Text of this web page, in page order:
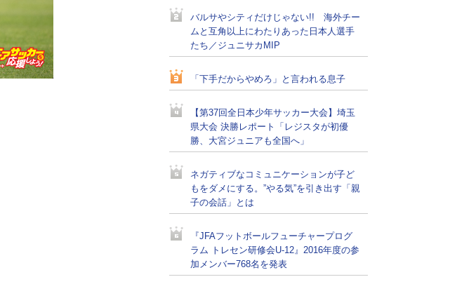
バルサやシティだけじゃない!! 海外チー
ムと互角以上にわたりあった日本人選手
たち／ジュニサカMIP
「下手だからやめろ」と言われる息子
【第37回全日本少年サッカー大会】埼玉
県大会 決勝レポート「レジスタが初優
勝、大宮ジュニアも全国へ」
ネガティブなコミュニケーションが子ど
もをダメにする。”やる気”を引き出す「親
子の会話」とは
『JFAフットボールフューチャープログ
ラム トレセン研修会U-12』2016年度の参
加メンバー768名を発表